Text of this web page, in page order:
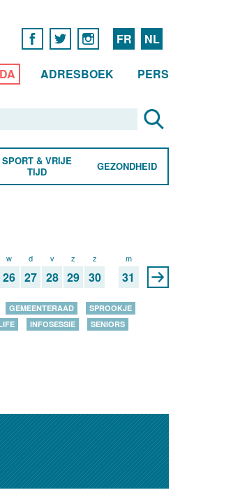
FR NL
ADRESBOEK PERS
SPORT & VRIJE
TIJD
GEZONDHEID
w
26
d
27
v
28
z
29
z
30
m
31
GEMEENTERAAD
SPROOKJE
INFOSESSIE
SENIORS